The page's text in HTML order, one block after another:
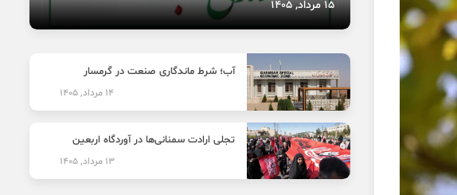
15 مرداد, 1405
آب؛ شرط ماندگاری صنعت در گرمسار
14 مرداد, 1405
تجلی ارادت سمنانی‌ها در آوردگاه اربعین
13 مرداد, 1405